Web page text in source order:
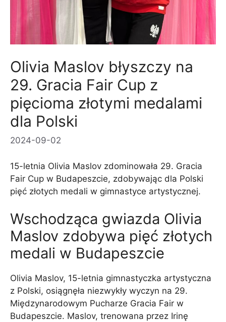
Olivia Maslov błyszczy na
29. Gracia Fair Cup z
pięcioma złotymi medalami
dla Polski
2024-09-02
15-letnia Olivia Maslov zdominowała 29. Gracia
Fair Cup w Budapeszcie, zdobywając dla Polski
pięć złotych medali w gimnastyce artystycznej.
Wschodząca gwiazda Olivia
Maslov zdobywa pięć złotych
medali w Budapeszcie
Olivia Maslov, 15-letnia gimnastyczka artystyczna
z Polski, osiągnęła niezwykły wyczyn na 29.
Międzynarodowym Pucharze Gracia Fair w
Budapeszcie. Maslov, trenowana przez Irinę